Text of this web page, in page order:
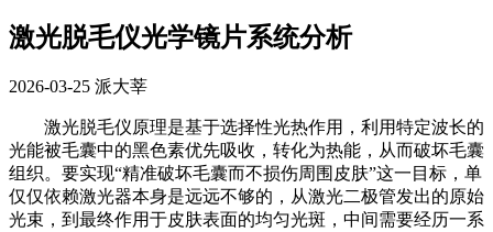
激光脱毛仪光学镜片系统分析
2026-03-25 派大莘
激光脱毛仪原理是基于选择性光热作用，利用特定波长的
光能被毛囊中的黑色素优先吸收，转化为热能，从而破坏毛囊
组织。要实现“精准破坏毛囊而不损伤周围皮肤”这一目标，单
仅仅依赖激光器本身是远远不够的，从激光二极管发出的原始
光束，到最终作用于皮肤表面的均匀光斑，中间需要经历一系